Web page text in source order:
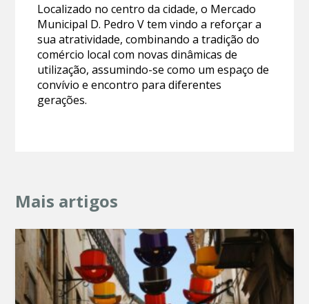
Localizado no centro da cidade, o Mercado
Municipal D. Pedro V tem vindo a reforçar a
sua atratividade, combinando a tradição do
comércio local com novas dinâmicas de
utilização, assumindo-se como um espaço de
convívio e encontro para diferentes
gerações.
Mais artigos